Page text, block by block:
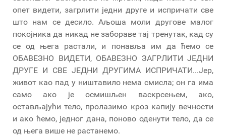
опет видети, загрлити једни друге и испричати све
што нам се десило. Аљоша моли другове малог
покојника да никад не забораве тај тренутак, кад су
се од њега растали, и понавља им да ћемо се
ОБАВЕЗНО ВИДЕТИ, ОБАВЕЗНО ЗАГРЛИТИ ЈЕДНИ
ДРУГЕ И СВЕ ЈЕДНИ ДРУГИМА ИСПРИЧАТИ...Јер,
живот као пад у ништавило нема смисла; он га има
само ако је осмишљен васкрсењем, ако,
остављајући тело, пролазимо кроз капију вечности
и ако ћемо, једног дана, поново оденути тело, да се
од њега више не растанемо.